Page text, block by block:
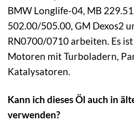
BMW Longlife-04, MB
502.00/505.00, GM Dexos2
RN0700/0710 arbeiten. Es
Motoren mit Turboladern,
Katalysatoren.
Kann ich dieses Öl auch in
verwenden?